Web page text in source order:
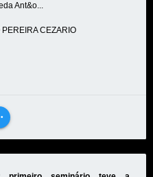
Ant&o...
CEZARIO